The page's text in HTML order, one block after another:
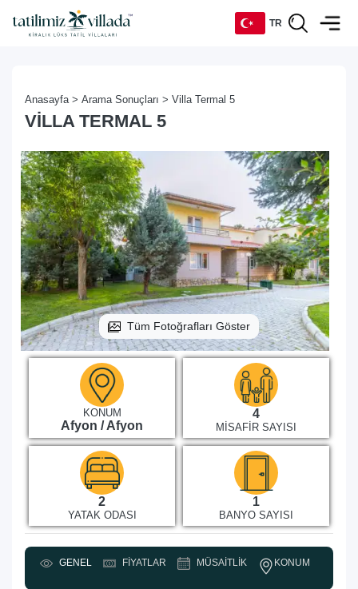
TR
RU
Anasayfa > Arama Sonuçları > Villa Termal 5
VILLA TERMAL 5
Tüm Fotoğrafları Göster
KONUM
Afyon / Afyon
4
MISAFIR SAYISI
2
YATAK ODASI
1
BANYO SAYISI
GENEL FIYATLAR MÜSAITLIK KONUM